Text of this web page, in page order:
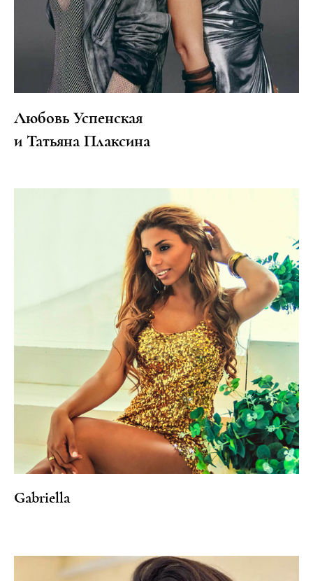
Любовь Успенская
и Татьяна Плаксина
Gabriella